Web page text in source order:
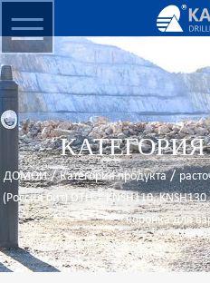
ДОМОЙ/Категория продукта/
(Россия бит) DTH/ KNSH110,
коронка для